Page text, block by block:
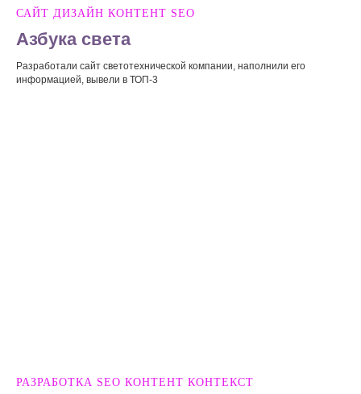
САЙТ ДИЗАЙН КОНТЕНТ SEO
Азбука света
Разработали сайт светотехнической компании, наполнили его
информацией, вывели в ТОП-3
РАЗРАБОТКА SEO КОНТЕНТ КОНТЕКСТ